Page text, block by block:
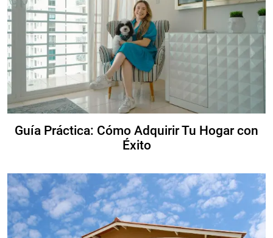
Guía Práctica: Cómo Adquirir Tu Hogar con
Éxito